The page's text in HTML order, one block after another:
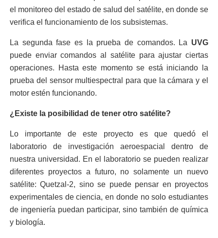
el monitoreo del estado de salud del satélite, en donde se
verifica el funcionamiento de los subsistemas.
La segunda fase es la prueba de comandos. La UVG
puede enviar comandos al satélite para ajustar ciertas
operaciones. Hasta este momento se está iniciando la
prueba del sensor multiespectral para que la cámara y el
motor estén funcionando.
¿Existe la posibilidad de tener otro satélite?
Lo importante de este proyecto es que quedó el
laboratorio de investigación aeroespacial dentro de
nuestra universidad. En el laboratorio se pueden realizar
diferentes proyectos a futuro, no solamente un nuevo
satélite: Quetzal-2, sino se puede pensar en proyectos
experimentales de ciencia, en donde no solo estudiantes
de ingeniería puedan participar, sino también de química
y biología.